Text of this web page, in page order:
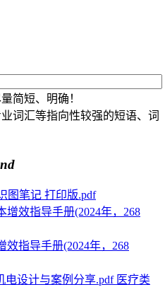
简短、明确！
词汇等指向性较强的短语、词
图笔记 打印版.pdf
效指导手册(2024年，268
医疗类